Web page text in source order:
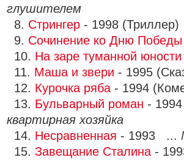
глушителем
8. Стрингер - 1998
9. Сочинение ко Дню Победы
10. На заре туманной юности
11. Маша и звери - 1995
12. Курочка ряба - 1994
13. Бульварный роман -
квартирная хозяйка
14. Несравненная - 1993 ...
15. Завещание Сталина -